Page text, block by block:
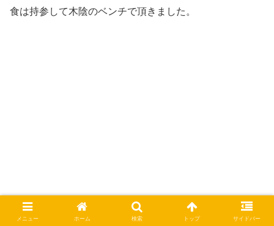
食は持参して木陰のベンチで頂きました。
メニュー ホーム 検索 トップ サイドバー